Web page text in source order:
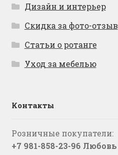
Дизайн и интерьер
Скидка за фото-отзыв
Статьи о ротанге
Уход за мебелью
Контакты
Розничные покупатели:
+7 981-858-23-96 Любовь